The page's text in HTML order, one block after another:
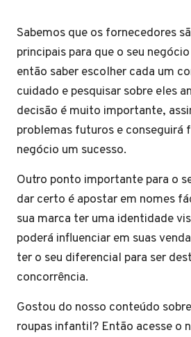
Sabemos que os fornecedores
principais para que o seu
então saber escolher cada um
cuidado e pesquisar sobre eles
decisão é muito importante,
problemas futuros e conseguirá
negócio um sucesso.
Outro ponto importante para o
dar certo é apostar em nomes
sua marca ter uma identidade
poderá influenciar em suas
ter o seu diferencial para ser
concorrência.
Gostou do nosso conteúdo
roupas infantil? Então acesse o